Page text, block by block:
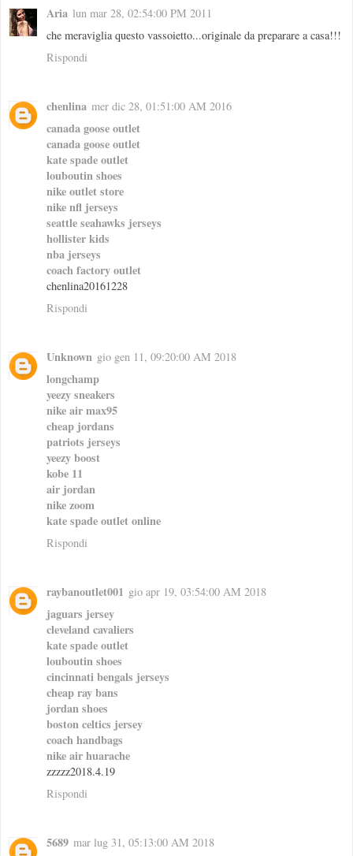
Aria lun mar 28, 02:54:00 PM 2011
che meraviglia questo vassoietto...originale da preparare a casa!!!
Rispondi
chenlina mer dic 28, 01:51:00 AM 2016
canada goose outlet
canada goose outlet
kate spade outlet
louboutin shoes
nike outlet store
nike nfl jerseys
seattle seahawks jerseys
hollister kids
nba jerseys
coach factory outlet
chenlina20161228
Rispondi
Unknown gio gen 11, 09:20:00 AM 2018
longchamp
yeezy sneakers
nike air max95
cheap jordans
patriots jerseys
yeezy boost
kobe 11
air jordan
nike zoom
kate spade outlet online
Rispondi
raybanoutlet001 gio apr 19, 03:54:00 AM 2018
jaguars jersey
cleveland cavaliers
kate spade outlet
louboutin shoes
cincinnati bengals jerseys
cheap ray bans
jordan shoes
boston celtics jersey
coach handbags
nike air huarache
zzzzz2018.4.19
Rispondi
5689 mar lug 31, 05:13:00 AM 2018